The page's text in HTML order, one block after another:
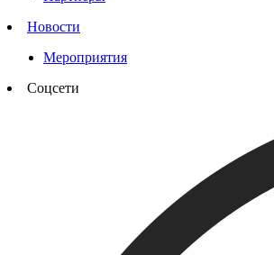
Новости
Мероприятия
Соцсети